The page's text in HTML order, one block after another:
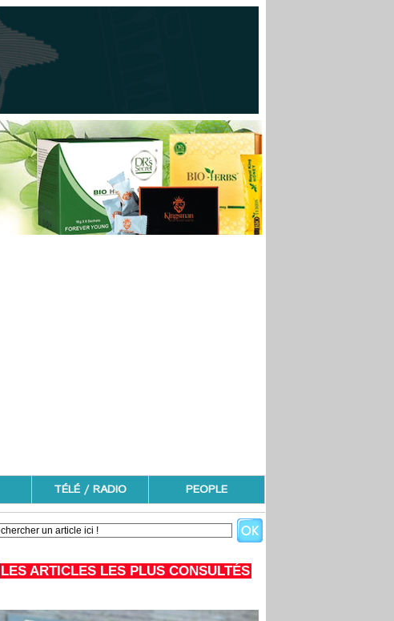
TÉLÉ / RADIO PEOPLE
LES ARTICLES LES PLUS CONSULTÉS